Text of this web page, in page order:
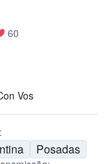
60
Vos
Posadas